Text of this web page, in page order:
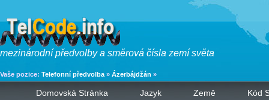
mezinárodní předvolby a směrová čísla zemí světa
Vaše pozice: Telefonní předvolba » Ázerbájdžán »
Domovská Stránka Jazyk Země Kód